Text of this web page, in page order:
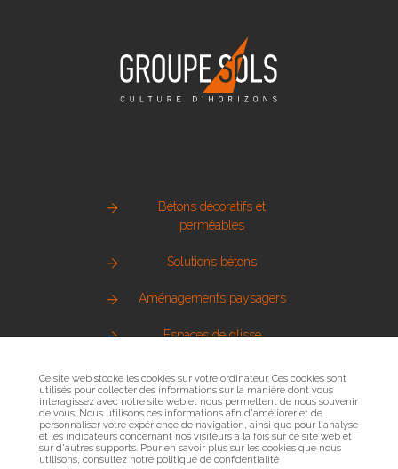
Bétons décoratifs et
perméables
Solutions bétons
Aménagements paysagers
Espaces de glisse
Pierre naturelle
Métallerie urbaine
Sols sportifs
Ce site web stocke les cookies sur votre ordinateur. Ces cookies sont
utilisés pour collecter des informations sur la manière dont vous
interagissez avec notre site web et nous permettent de nous souvenir
de vous. Nous utilisons ces informations afin d'améliorer et de
personnaliser votre expérience de navigation, ainsi que pour l'analyse
et les indicateurs concernant nos visiteurs à la fois sur ce site web et
sur d'autres supports. Pour en savoir plus sur les cookies que nous
utilisons, consultez notre politique de confidentialité